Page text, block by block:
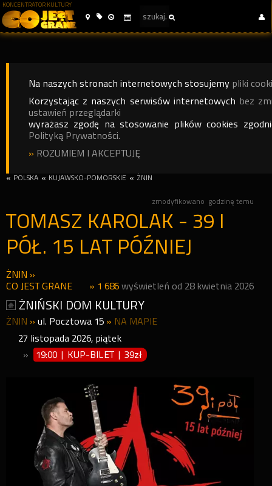
KONCENTRATOR KULTURY
Na naszych stronach internetowych stosujemy pliki
Korzystając z naszych serwisów internetowych bez
ustawień przeglądarki
wyrażasz zgodę na stosowanie plików cookies
Polityką Prywatności.
» ROZUMIEM I AKCEPTUJĘ
« POLSKA « KUJAWSKO-POMORSKIE « ŻNIN
zmodyfikowano godzinę temu
TOMASZ KAROLAK - 39 I
PÓŁ. 15 LAT PÓŹNIEJ
ŻNIN »
CO JEST GRANE
» 1 686 wyświetleń od 28 kwietnia 2026
ŻNIŃSKI DOM KULTURY
ŻNIN » ul. Pocztowa 15 » NA MAPIE
27 listopada 2026, piątek
»
19:00 | KUP-BILET | 39zł